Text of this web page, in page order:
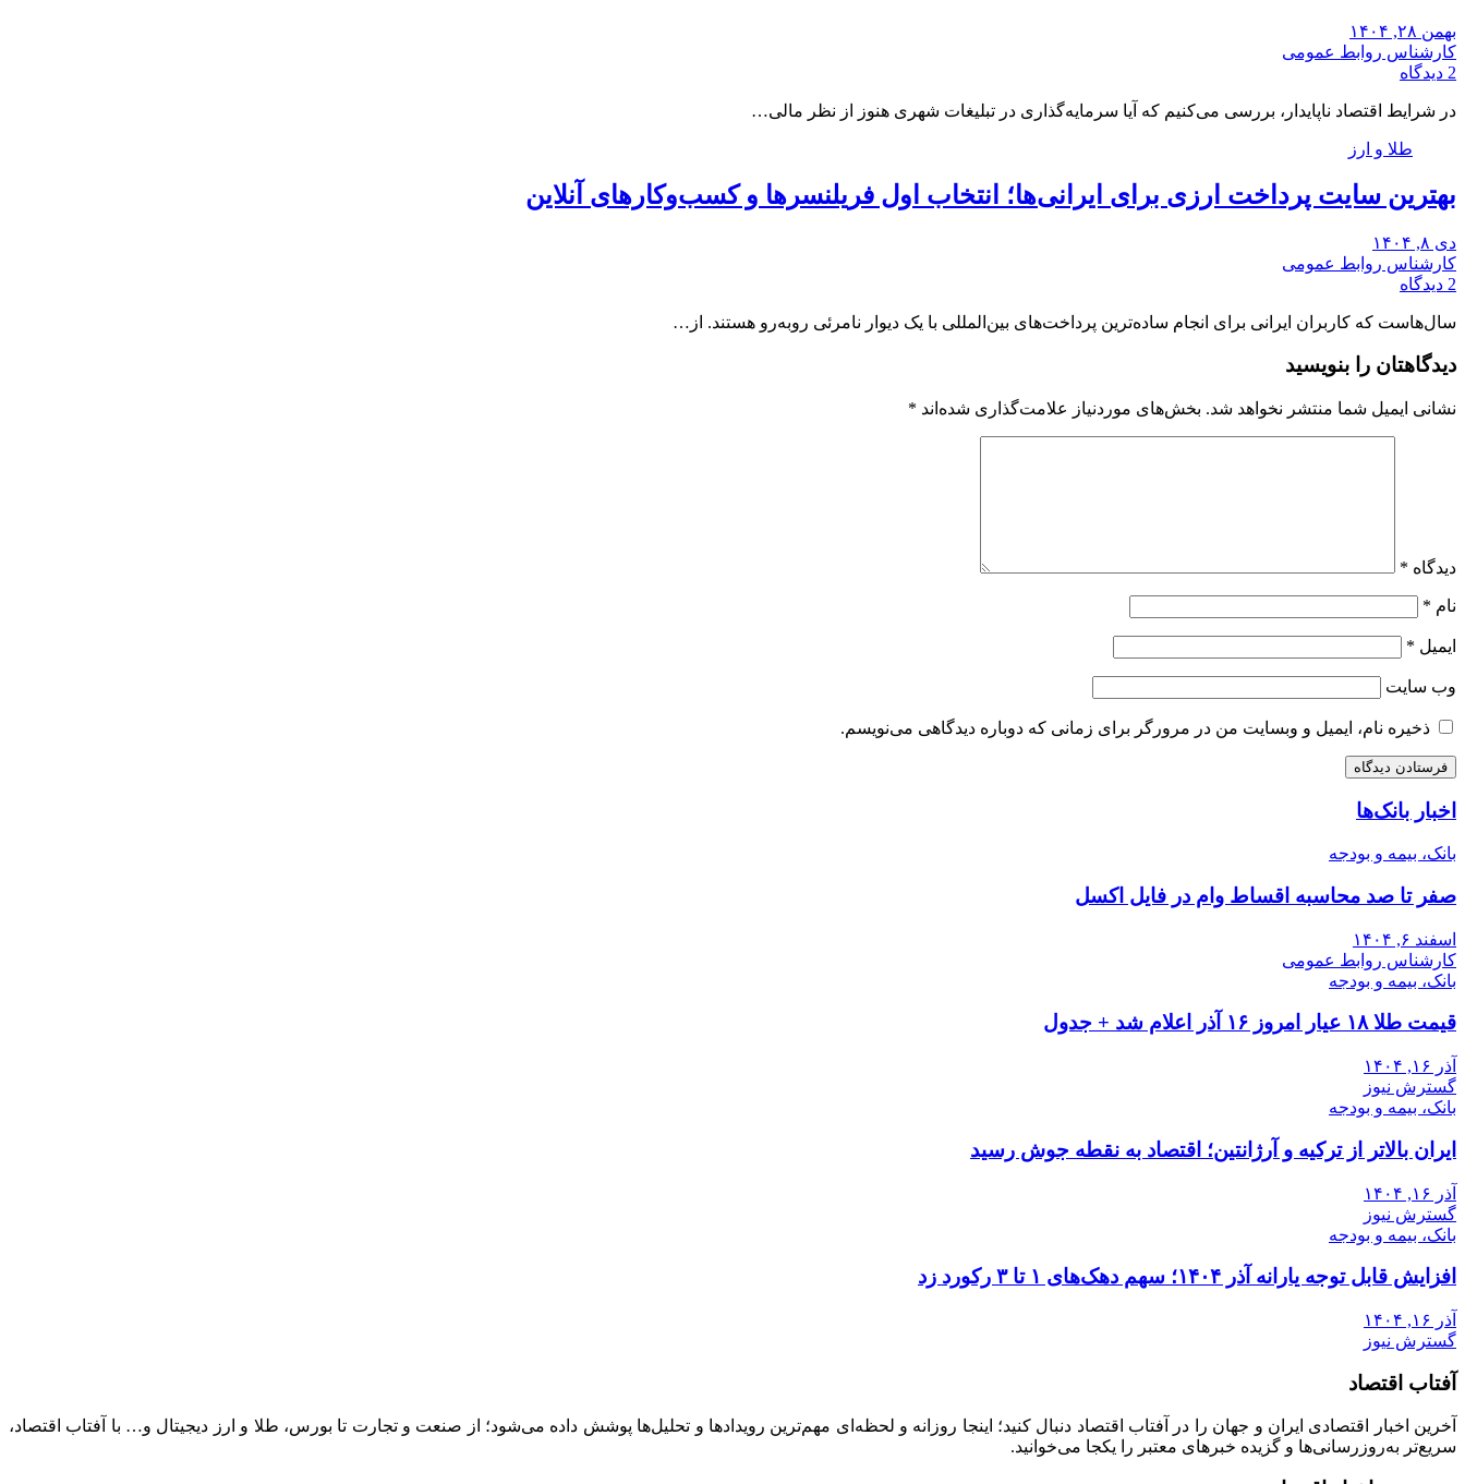
بهمن ۲۸, ۱۴۰۴
کارشناس روابط عمومی
2 دیدگاه
در شرایط اقتصاد ناپایدار، بررسی می‌کنیم که آیا سرمایه‌گذاری در تبلیغات شهری هنوز از نظر مالی…
طلا و ارز
بهترین سایت پرداخت ارزی برای ایرانی‌ها؛ انتخاب اول فریلنسرها و کسب‌وکارهای آنلاین
دی ۸, ۱۴۰۴
کارشناس روابط عمومی
2 دیدگاه
سال‌هاست که کاربران ایرانی برای انجام ساده‌ترین پرداخت‌های بین‌المللی با یک دیوار نامرئی روبه‌رو هستند. از…
دیدگاهتان را بنویسید
نشانی ایمیل شما منتشر نخواهد شد. بخش‌های موردنیاز علامت‌گذاری شده‌اند *
دیدگاه *
نام *
ایمیل *
وب‌ سایت
ذخیره نام، ایمیل و وبسایت من در مرورگر برای زمانی که دوباره دیدگاهی می‌نویسم.
اخبار بانک‌ها
بانک، بیمه و بودجه
صفر تا صد محاسبه اقساط وام در فایل اکسل
اسفند ۶, ۱۴۰۴
کارشناس روابط عمومی
بانک، بیمه و بودجه
قیمت طلا ۱۸ عیار امروز ۱۶ آذر اعلام شد + جدول
آذر ۱۶, ۱۴۰۴
گسترش نیوز
بانک، بیمه و بودجه
ایران بالاتر از ترکیه و آرژانتین؛ اقتصاد به نقطه جوش رسید
آذر ۱۶, ۱۴۰۴
گسترش نیوز
بانک، بیمه و بودجه
افزایش قابل توجه یارانه آذر ۱۴۰۴؛ سهم دهک‌های ۱ تا ۳ رکورد زد
آذر ۱۶, ۱۴۰۴
گسترش نیوز
آفتاب اقتصاد
آخرین اخبار اقتصادی ایران و جهان را در آفتاب اقتصاد دنبال کنید؛ اینجا روزانه و لحظه‌ای مهم‌ترین رویدادها و تحلیل‌ها پوشش داده می‌شود؛ از صنعت و تجارت تا بورس، طلا و ارز دیجیتال و… با آفتاب اقتصاد،
سریع‌تر به‌روزرسانی‌ها و گزیده خبرهای معتبر را یکجا می‌خوانید.